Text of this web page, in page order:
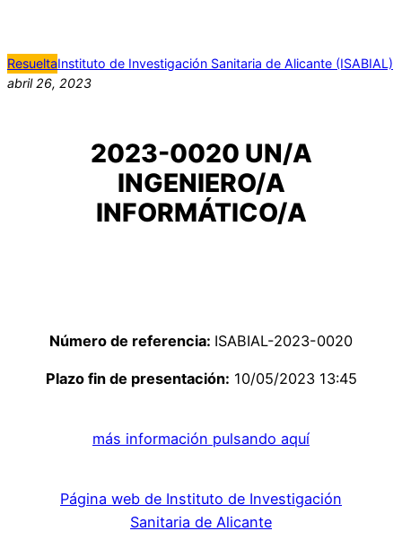
ResueltaInstituto de Investigación Sanitaria de Alicante (ISABIAL)
abril 26, 2023
2023-0020 UN/A
INGENIERO/A
INFORMÁTICO/A
Número de referencia: ISABIAL-2023-0020
Plazo fin de presentación: 10/05/2023 13:45
más información pulsando aquí
Página web de Instituto de Investigación
Sanitaria de Alicante